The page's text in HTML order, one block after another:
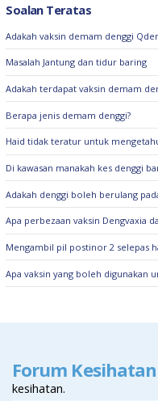
Soalan Teratas
Adakah vaksin demam denggi
Masalah Jantung dan tidur baring
Adakah terdapat vaksin demam
Berapa jenis demam denggi?
Haid tidak teratur untuk
Di kawasan manakah kes denggi
Adakah denggi boleh berulang
Apa perbezaan vaksin Dengvaxia
Mengambil pil postinor 2 selepas
Apa vaksin yang boleh digunakan
Forum Kesihatan
kesihatan.